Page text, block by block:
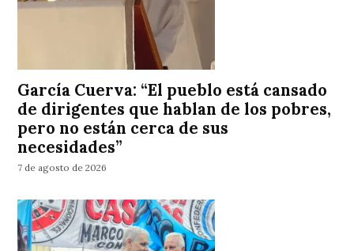
García Cuerva: “El pueblo está cansado
de dirigentes que hablan de los pobres,
pero no están cerca de sus
necesidades”
7 de agosto de 2026